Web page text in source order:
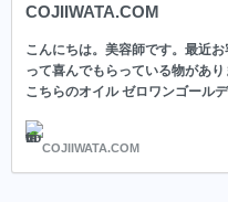
COJIIWATA.COM
こんにちは。美容師です。最近
って喜んでもらっている物があ
こちらのオイル ゼロワンゴール
COJIIWATA.COM